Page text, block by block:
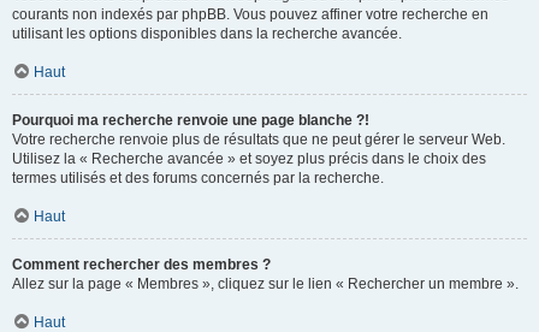
courants non indexés par phpBB. Vous pouvez affiner votre recherche en
utilisant les options disponibles dans la recherche avancée.
Haut
Pourquoi ma recherche renvoie une page blanche ?!
Votre recherche renvoie plus de résultats que ne peut gérer le serveur Web.
Utilisez la « Recherche avancée » et soyez plus précis dans le choix des
termes utilisés et des forums concernés par la recherche.
Haut
Comment rechercher des membres ?
Allez sur la page « Membres », cliquez sur le lien « Rechercher un membre ».
Haut